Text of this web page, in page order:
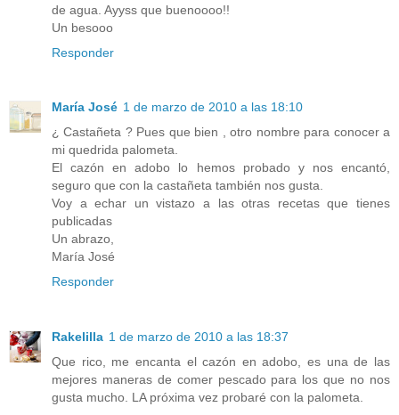
de agua. Ayyss que buenoooo!!
Un besooo
Responder
María José 1 de marzo de 2010 a las 18:10
¿ Castañeta ? Pues que bien , otro nombre para conocer a
mi quedrida palometa.
El cazón en adobo lo hemos probado y nos encantó,
seguro que con la castañeta también nos gusta.
Voy a echar un vistazo a las otras recetas que tienes
publicadas
Un abrazo,
María José
Responder
Rakelilla 1 de marzo de 2010 a las 18:37
Que rico, me encanta el cazón en adobo, es una de las
mejores maneras de comer pescado para los que no nos
gusta mucho. LA próxima vez probaré con la palometa.